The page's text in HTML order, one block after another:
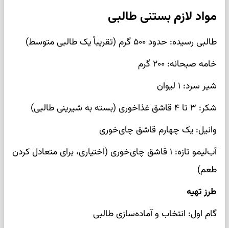
مواد لازم بستنی طالبی
طالبی رسیده: حدود ۵۰۰ گرم (تقریباً یک طالبی متوسط)
خامه صبحانه: ۲۰۰ گرم
شیر سرد: ۱ لیوان
شکر: ۳ تا ۴ قاشق غذاخوری (بسته به شیرینی طالبی)
وانیل: یک چهارم قاشق چای‌خوری
آب‌لیمو تازه: ۱ قاشق چای‌خوری (اختیاری، برای متعادل کردن
طعم)
طرز تهیه
گام اول: انتخاب و آماده‌سازی طالبی